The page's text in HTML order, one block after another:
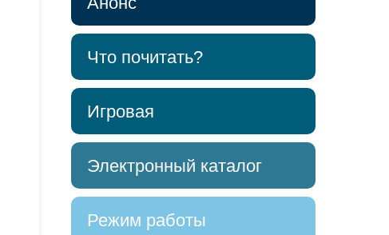
Что почитать?
Игровая
Электронный каталог
Режим работы